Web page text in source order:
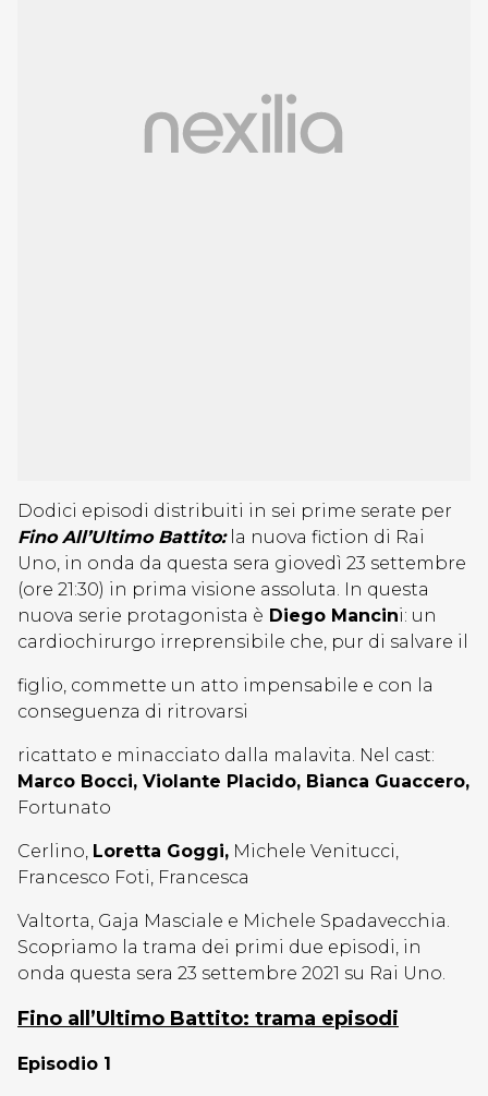
Dodici episodi distribuiti in sei prime serate per
Fino All’Ultimo Battito:la nuova fiction di Rai
Uno, in onda da questa sera giovedì 23 settembre
(ore 21:30) in prima visione assoluta. In questa
nuova serie protagonista è Diego Mancini: un
cardiochirurgo irreprensibile che, pur di salvare il
figlio, commette un atto impensabile e con la
conseguenza di ritrovarsi
ricattato e minacciato dalla malavita. Nel cast:
Marco Bocci, Violante Placido, Bianca Guaccero,
Fortunato
Cerlino, Loretta Goggi, Michele Venitucci,
Francesco Foti, Francesca
Valtorta, Gaja Masciale e Michele Spadavecchia.
Scopriamo la trama dei primi due episodi, in
onda questa sera 23 settembre 2021 su Rai Uno.
Fino all’Ultimo Battito: trama episodi
Episodio 1